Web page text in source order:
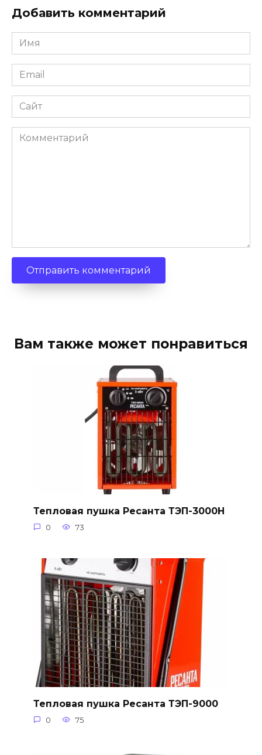
Добавить комментарий
Имя
Email
Сайт
Комментарий
Вам также может понравиться
Тепловая пушка Ресанта ТЭП-3000Н
0 73
Тепловая пушка Ресанта ТЭП-9000
0 75